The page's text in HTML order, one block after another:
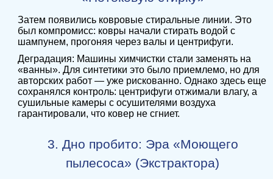
Затем появились ковровые стиральные линии. Это
был компромисс: ковры начали стирать водой с
шампунем, прогоняя через валы и центрифуги.
Деградация: Машины химчистки стали заменять на
«ванны». Для синтетики это было приемлемо, но для
авторских работ — уже рискованно. Однако здесь еще
сохранялся контроль: центрифуги отжимали влагу, а
сушильные камеры с осушителями воздуха
гарантировали, что ковер не сгниет.
3. Дно пробито: Эра «Моющего
пылесоса» (Экстрактора)